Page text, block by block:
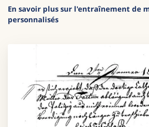
En savoir plus sur l'entraînement de